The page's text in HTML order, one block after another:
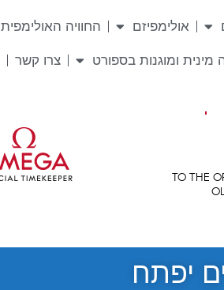
אולימפיזם החוויה האולימפית
מינית ומוגנות בספורט צרו קשר
יפתח